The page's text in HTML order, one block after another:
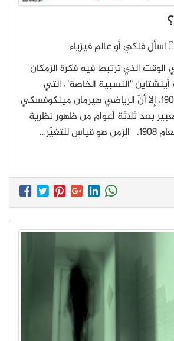
اسأل فلكي أو عالم فيزياء
الذي ترتبط فيه فكرة الزمكان
"النسبية الخاصة"، التي
ظهرت في العام 1905، إلا أنّ الرياضي هيرمان مينكوفسكي
بعد ثلاثة أعوام من ظهور نظرية